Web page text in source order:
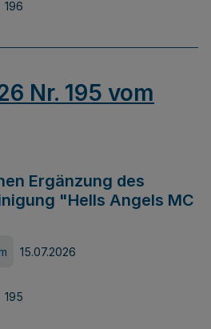
196
Nr. 195 vom
Ergänzung des
"Hells Angels MC
15.07.2026
195